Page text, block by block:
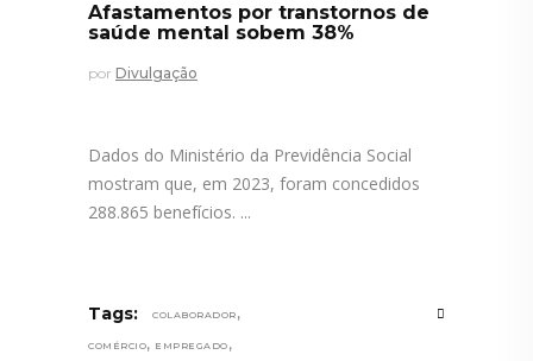
Afastamentos por transtornos de
saúde mental sobem 38%
por Divulgação
Dados do Ministério da Previdência Social
mostram que, em 2023, foram concedidos
288.865 benefícios.
Tags: COLABORADOR ,
COMÉRCIO, EMPREGADO ,